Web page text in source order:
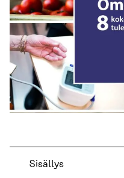
Sisällys